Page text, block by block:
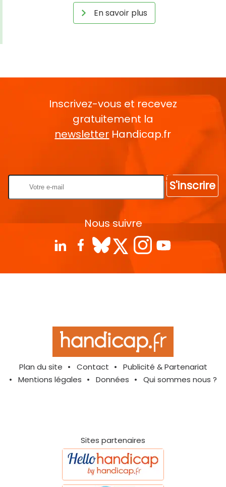
En savoir plus
Inscrivez-vous et recevez
gratuitement la
newsletter Handicap.fr
S'inscrire
Nous suivre
Plan du site Contact
Publicité & Partenariat
Mentions légales
Données Qui sommes nous ?
Sites partenaires